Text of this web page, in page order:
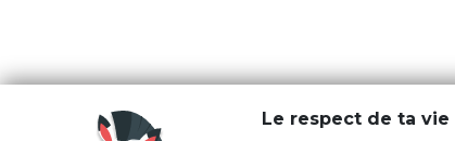
Le respect de ta